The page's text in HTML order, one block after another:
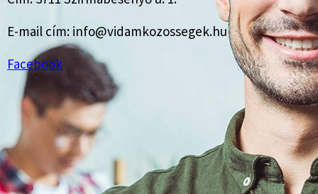
E-mail cím: info@vidamkozossegek.hu
Facebook